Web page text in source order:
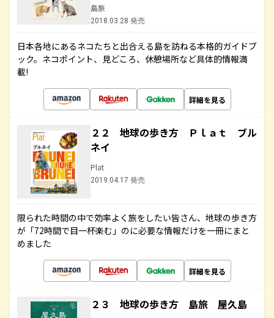
島旅
2018.03.28 発売
日本各地にあるネコたちと出合える島を訪ねる本格的ガイドブ
ック。ネコポイント、見どころ、休憩場所など具体的情報満
載!
詳細を見る
２２ 地球の歩き方 Ｐｌａｔ ブル
ネイ
Plat
2019.04.17 発売
限られた時間の中で効率よく旅をしたい皆さん、地球の歩き方
が「72時間で目一杯楽む」のに必要な情報だけを一冊にまと
めました
詳細を見る
２３ 地球の歩き方 島旅 屋久島